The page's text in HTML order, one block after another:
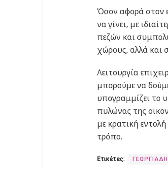
Όσον αφορά στον
να γίνει, με
πεζών και
χώρους, αλλά και
Λειτουργία
μπορούμε να
υπογραμμίζει το
πυλώνας της
με κρατική
τρόπο.
Ετικέτες: